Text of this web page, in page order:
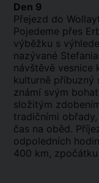
Den 9
Přejezd do
Pojedeme přes
výběžku s
nazývané
návštěvě vesnice
kulturně příbuzný
známí svým
složitým
tradičními
čas na oběd.
odpoledních
400 km,